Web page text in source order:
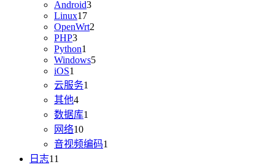
Android3
Linux17
OpenWrt2
PHP3
Python1
Windows5
iOS1
云服务1
其他4
数据库1
网络10
音视频编码1
日志11